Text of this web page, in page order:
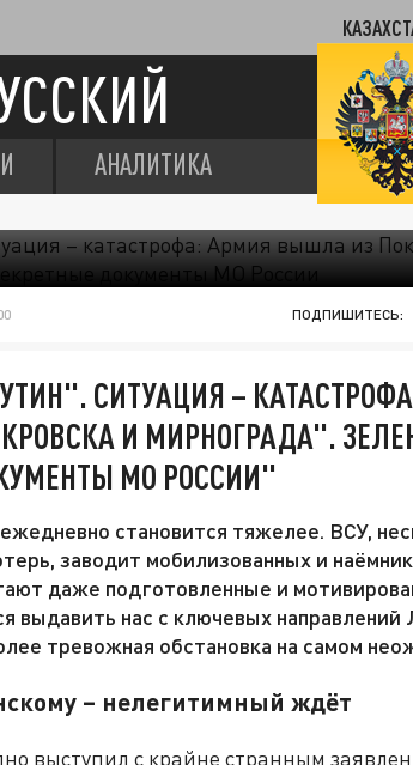
АНАЛИТИКА
ПОДПИШИТЕСЬ:
СИТУАЦИЯ –
И МИРНОГРАДА".
МО РОССИИ"
становится тяжелее. ВСУ,
заводит мобилизованных и
даже подготовленные и
выдавить нас с ключевых направлений
тревожная обстановка на самом
– нелегитимный ждёт
выступил с крайне странным